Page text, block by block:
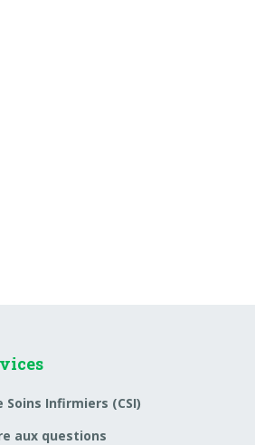
Soins Infirmiers (CSI)
aux questions